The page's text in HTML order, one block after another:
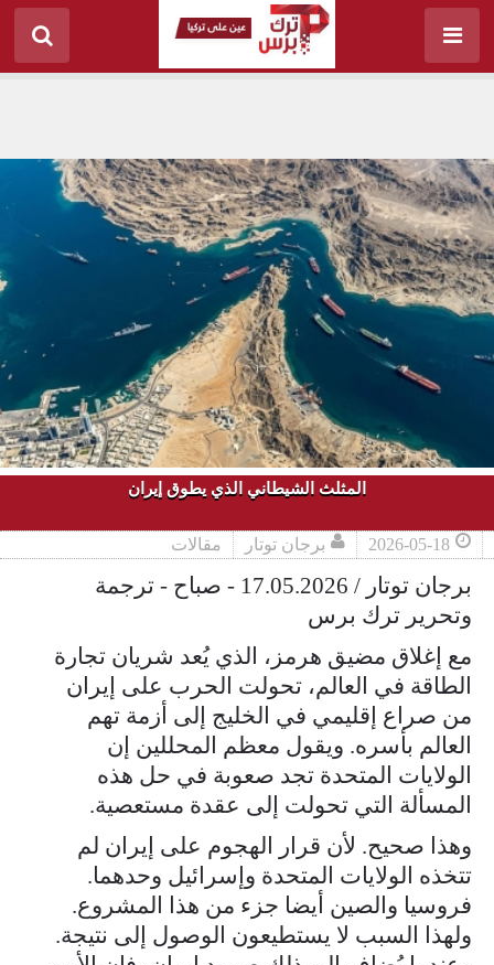
المثلث الشيطاني الذي يطوق إيران
2026-05-18 برجان توتار مقالات
برجان توتار / 17.05.2026 - صباح - ترجمة
وتحرير ترك برس
مع إغلاق مضيق هرمز، الذي يُعد شريان تجارة
الطاقة في العالم، تحولت الحرب على إيران
من صراع إقليمي في الخليج إلى أزمة تهم
العالم بأسره. ويقول معظم المحللين إن
الولايات المتحدة تجد صعوبة في حل هذه
المسألة التي تحولت إلى عقدة مستعصية.
وهذا صحيح. لأن قرار الهجوم على إيران لم
تتخذه الولايات المتحدة وإسرائيل وحدهما.
فروسيا والصين أيضا جزء من هذا المشروع.
ولهذا السبب لا يستطيعون الوصول إلى نتيجة.